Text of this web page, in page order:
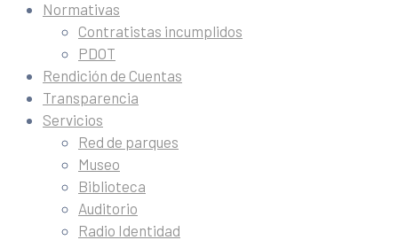
Normativas
Contratistas incumplidos
PDOT
Rendición de Cuentas
Transparencia
Servicios
Red de parques
Museo
Biblioteca
Auditorio
Radio Identidad